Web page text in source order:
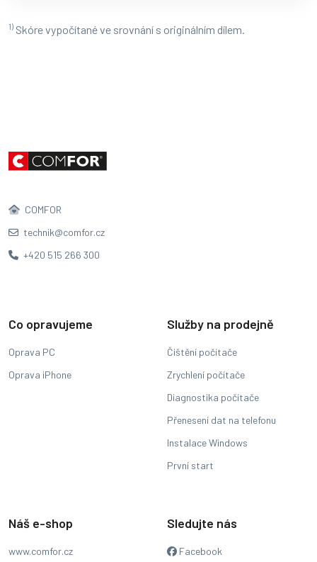
1) Skóre vypočítané ve srovnání s originálním dílem.
COMFOR
technik@comfor.cz
+420 515 266 300
Co opravujeme
Oprava PC
Oprava iPhone
Služby na prodejně
Čištění počítače
Zrychlení počítače
Diagnostika počítače
Přenesení dat na telefonu
Instalace Windows
První start
Náš e-shop
www.comfor.cz
Sledujte nás
Facebook